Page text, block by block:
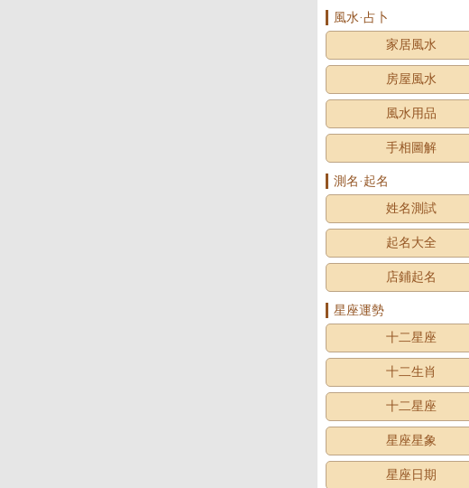
風水·占卜
家居風水
房屋風水
風水用品
手相圖解
測名·起名
姓名測試
起名大全
店鋪起名
星座運勢
十二星座
十二生肖
十二星座
星座星象
星座日期